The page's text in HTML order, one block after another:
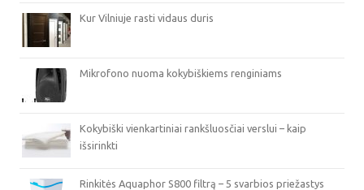
Kur Vilniuje rasti vidaus duris
Mikrofono nuoma kokybiškiems renginiams
Kokybiški vienkartiniai rankšluosčiai verslui – kaip
išsirinkti
Rinkitės Aquaphor S800 filtrą – 5 svarbios priežastys